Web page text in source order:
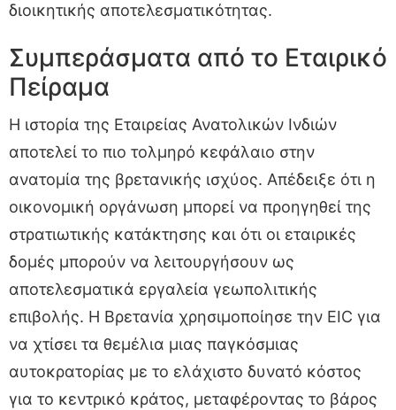
διοικητικής αποτελεσματικότητας.
Συμπεράσματα από το Εταιρικό
Πείραμα
Η ιστορία της Εταιρείας Ανατολικών Ινδιών
αποτελεί το πιο τολμηρό κεφάλαιο στην
ανατομία της βρετανικής ισχύος. Απέδειξε ότι η
οικονομική οργάνωση μπορεί να προηγηθεί της
στρατιωτικής κατάκτησης και ότι οι εταιρικές
δομές μπορούν να λειτουργήσουν ως
αποτελεσματικά εργαλεία γεωπολιτικής
επιβολής. Η Βρετανία χρησιμοποίησε την EIC για
να χτίσει τα θεμέλια μιας παγκόσμιας
αυτοκρατορίας με το ελάχιστο δυνατό κόστος
για το κεντρικό κράτος, μεταφέροντας το βάρος